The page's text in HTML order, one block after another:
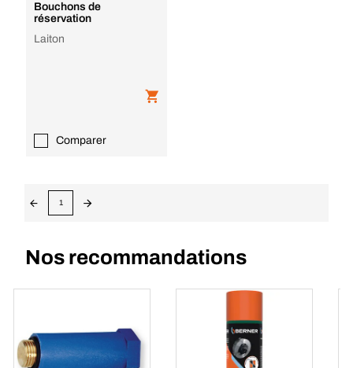
Bouchons de
réservation
Laiton
Comparer
1
Nos recommandations